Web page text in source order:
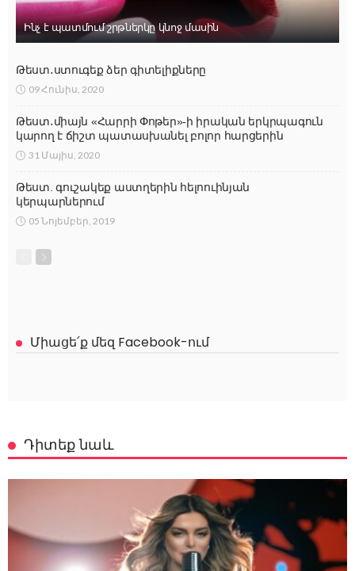
Ինչ է պատմում շրթներկը կնոջ մասին
Թեստ․ստուգեք ձեր գիտելիքները
09 Հունիս, 2020
Թեստ․միայն «Հարրի Փոթեր»-ի իրական երկրպագուն
կարող է ճիշտ պատասխանել բոլոր հարցերին
31 Մայիս, 2020
Թեստ. գուշակեք աստղերին հելոուինյան
կերպարներում
05 Նոյեմբեր, 2019
Միացե՛ք մեզ Facebook-ում
Դիտեք նաև